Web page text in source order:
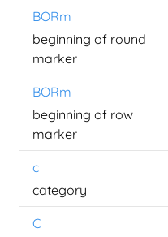
BORm
beginning of round
marker
BORm
beginning of row
marker
c
category
C